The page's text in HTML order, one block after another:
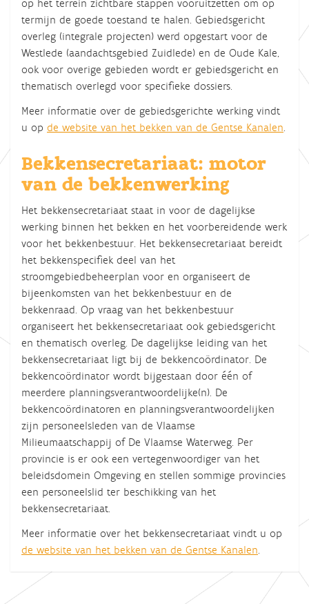
op het terrein zichtbare stappen vooruitzetten om op
termijn de goede toestand te halen. Gebiedsgericht
overleg (integrale projecten) werd opgestart voor de
Westlede (aandachtsgebied Zuidlede) en de Oude Kale,
ook voor overige gebieden wordt er gebiedsgericht en
thematisch overlegd voor specifieke dossiers.
Meer informatie over de gebiedsgerichte werking vindt
u op de website van het bekken van de Gentse Kanalen.
Bekkensecretariaat: motor
van de bekkenwerking
Het bekkensecretariaat staat in voor de dagelijkse
werking binnen het bekken en het voorbereidende werk
voor het bekkenbestuur. Het bekkensecretariaat bereidt
het bekkenspecifiek deel van het
stroomgebiedbeheerplan voor en organiseert de
bijeenkomsten van het bekkenbestuur en de
bekkenraad. Op vraag van het bekkenbestuur
organiseert het bekkensecretariaat ook gebiedsgericht
en thematisch overleg. De dagelijkse leiding van het
bekkensecretariaat ligt bij de bekkencoördinator. De
bekkencoördinator wordt bijgestaan door één of
meerdere planningsverantwoordelijke(n). De
bekkencoördinatoren en planningsverantwoordelijken
zijn personeelsleden van de Vlaamse
Milieumaatschappij of De Vlaamse Waterweg. Per
provincie is er ook een vertegenwoordiger van het
beleidsdomein Omgeving en stellen sommige provincies
een personeelslid ter beschikking van het
bekkensecretariaat.
Meer informatie over het bekkensecretariaat vindt u op
de website van het bekken van de Gentse Kanalen.